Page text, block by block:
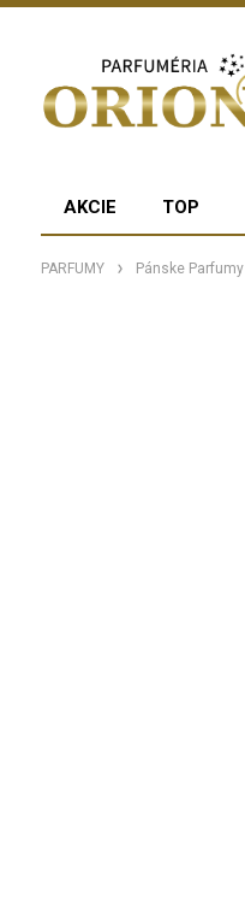
AKCIE TOP
PARFUMY Pánske Parfumy